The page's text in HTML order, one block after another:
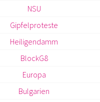
NSU
Gipfelproteste
Heiligendamm
BlockG8
Europa
Bulgarien